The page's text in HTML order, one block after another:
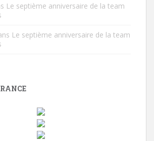
Le septième anniversaire de la team
Le septième anniversaire de la team